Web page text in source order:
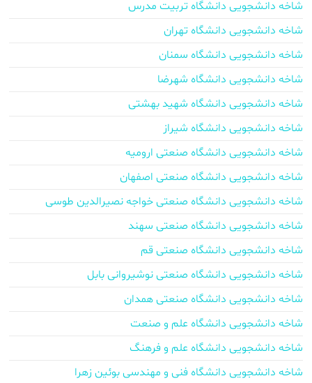
شاخه دانشجویی دانشگاه تربیت مدرس
شاخه دانشجویی دانشگاه تهران
شاخه دانشجویی دانشگاه سمنان
شاخه دانشجویی دانشگاه شهرضا
شاخه دانشجویی دانشگاه شهید بهشتی
شاخه دانشجویی دانشگاه شیراز
شاخه دانشجویی دانشگاه صنعتی ارومیه
شاخه دانشجویی دانشگاه صنعتی اصفهان
شاخه دانشجویی دانشگاه صنعتی خواجه نصیرالدین طوسی
شاخه دانشجویی دانشگاه صنعتی سهند
شاخه دانشجویی دانشگاه صنعتی قم
شاخه دانشجویی دانشگاه صنعتی نوشیروانی بابل
شاخه دانشجویی دانشگاه صنعتی همدان
شاخه دانشجویی دانشگاه علم و صنعت
شاخه دانشجویی دانشگاه علم و فرهنگ
شاخه دانشجویی دانشگاه فنی و مهندسی بوئین زهرا